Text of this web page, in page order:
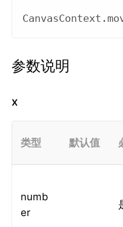
CanvasContext .
参数说明
x
类型 默认值
numb
er